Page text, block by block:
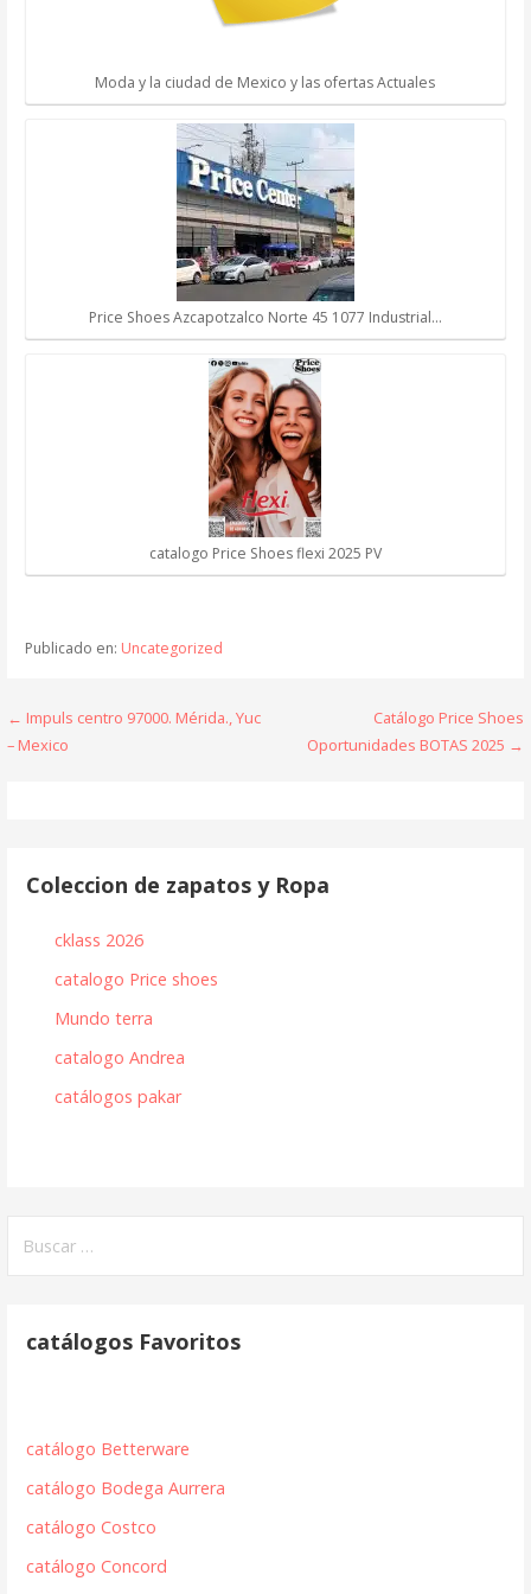
Moda y la ciudad de Mexico y las ofertas Actuales
Price Shoes Azcapotzalco Norte 45 1077 Industrial…
catalogo Price Shoes flexi 2025 PV
Publicado en: Uncategorized
Navegación
← Impuls centro 97000. Mérida., Yuc
– Mexico
Catálogo Price Shoes
Oportunidades BOTAS 2025 →
Coleccion de zapatos y Ropa
cklass 2026
catalogo Price shoes
Mundo terra
catalogo Andrea
catálogos pakar
catálogos Favoritos
catálogo Betterware
catálogo Bodega Aurrera
catálogo Costco
catálogo Concord